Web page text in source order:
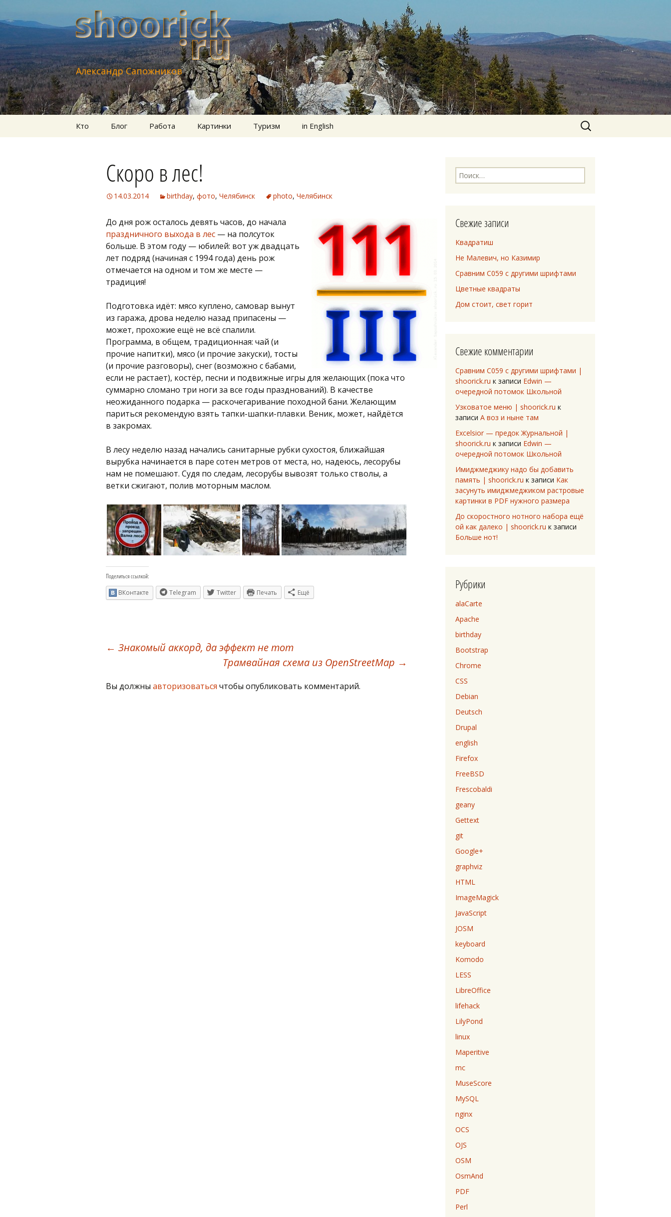
Александр Сапожников
Кто Блог Работа Картинки Туризм in English Найти:
Скоро в лес!
14.03.2014 birthday, фото, Челябинск photo, Челябинск
До дня рож осталось девять часов, до начала
праздничного выхода в лес — на полсуток
больше. В этом году — юбилей: вот уж двадцать
лет подряд (начиная с 1994 года) день рож
отмечается на одном и том же месте —
традиция!
Подготовка идёт: мясо куплено, самовар вынут
из гаража, дрова неделю назад припасены —
может, прохожие ещё не всё спалили.
Программа, в общем, традиционная: чай (и
прочие напитки), мясо (и прочие закуски), тосты
(и прочие разговоры), снег (возможно с бабами,
если не растает), костёр, песни и подвижные игры для желающих (пока что
суммарно сломано три ноги за все годы празднований). В качестве
неожиданного подарка — раскочегаривание походной бани. Желающим
париться рекомендую взять тапки-шапки-плавки. Веник, может, найдётся
в закромах.
В лесу неделю назад начались санитарные рубки сухостоя, ближайшая
вырубка начинается в паре сотен метров от места, но, надеюсь, лесорубы
нам не помешают. Судя по следам, лесорубы вывозят только стволы, а
ветки сжигают, полив моторным маслом.
Поделиться ссылкой:
ВКонтакте
Telegram Twitter Печать Ещё
← Знакомый аккорд, да эффект не тот
Трамвайная схема из OpenStreetMap →
Вы должны авторизоваться чтобы опубликовать комментарий.
Найти:
Свежие записи
Квадратиш
Не Малевич, но Казимир
Сравним C059 с другими шрифтами
Цветные квадраты
Дом стоит, свет горит
Свежие комментарии
Сравним C059 с другими шрифтами |
shoorick.ru к записи Edwin —
очередной потомок Школьной
Узковатое меню | shoorick.ru к
записи А воз и ныне там
Excelsior — предок Журнальной |
shoorick.ru к записи Edwin —
очередной потомок Школьной
Имиджмеджику надо бы добавить
память | shoorick.ru к записи Как
засунуть имиджмеджиком растровые
картинки в PDF нужного размера
До скоростного нотного набора ещё
ой как далеко | shoorick.ru к записи
Больше нот!
Рубрики
alaCarte
Apache
birthday
Bootstrap
Chrome
CSS
Debian
Deutsch
Drupal
english
Firefox
FreeBSD
Frescobaldi
geany
Gettext
git
Google+
graphviz
HTML
ImageMagick
JavaScript
JOSM
keyboard
Komodo
LESS
LibreOffice
lifehack
LilyPond
linux
Maperitive
mc
MuseScore
MySQL
nginx
OCS
OJS
OSM
OsmAnd
PDF
Perl